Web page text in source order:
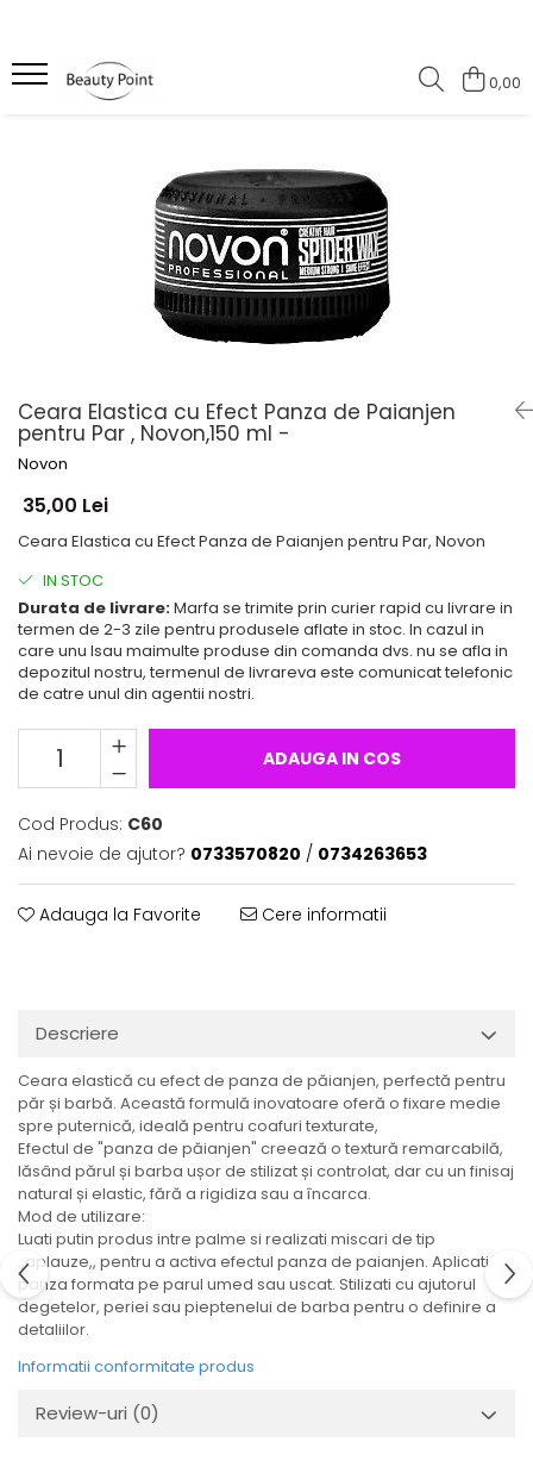
Pentru Ea
Pentru El 0,00
Ceara Elastica cu Efect Panza de Paianjen
pentru Par , Novon,150 ml -
Novon
35,00 Lei
Ceara Elastica cu Efect Panza de Paianjen pentru Par, Novon
IN STOC
Durata de livrare:Marfa se trimite prin curier rapid cu livrare in
termen de 2-3 zile pentru produsele aflate in stoc. In cazul in
care unu lsau maimulte produse din comanda dvs. nu se afla in
depozitul nostru, termenul de livrareva este comunicat telefonic
de catre unul din agentii nostri.
ADAUGA IN COS
Cod Produs: C60
Ai nevoie de ajutor? 0733570820 / 0734263653
Adauga la Favorite Cere informatii
Descriere
Ceara elastică cu efect de panza de păianjen, perfectă pentru
păr și barbă. Această formulă inovatoare oferă o fixare medie
spre puternică, ideală pentru coafuri texturate,
Efectul de "panza de păianjen" creează o textură remarcabilă,
lăsând părul și barba ușor de stilizat și controlat, dar cu un finisaj
natural și elastic, fără a rigidiza sau a încarca.
Mod de utilizare:
Luati putin produs intre palme si realizati miscari de tip
,,aplauze,, pentru a activa efectul panza de paianjen. Aplicati
panza formata pe parul umed sau uscat. Stilizati cu ajutorul
degetelor, periei sau pieptenelui de barba pentru o definire a
detaliilor.
Informatii conformitate produs
Review-uri (0)